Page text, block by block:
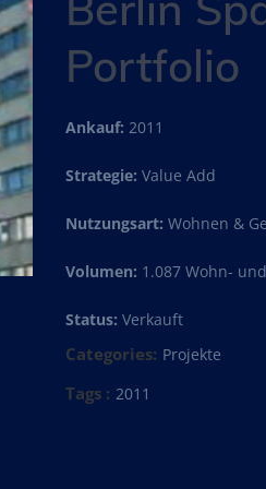
Portfolio
Ankauf: 2011
Strategie: Value Add
Nutzungsart: Wohnen &
Volumen: 1.087 Wohn-
Status: Verkauft
Categories: Projekte
Tags : 2011